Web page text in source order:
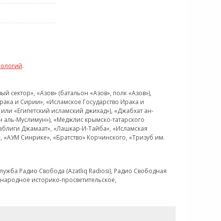
.
«Азов» (батальон «Азов», полк «Азов»),
и Сирии», «Исламское Государство Ирака и
«Египетский исламский джихад»), «Джабхат ан-
Муслимун»), «Меджлис крымско-татарского
Джамаат», «Лашкар-И-Тайба», «Исламская
Синрике», «Братство» Корчинского, «Тризуб им.
Радио Свобода (Azatliq Radiosi), Радио Свободная
историко-просветительское,